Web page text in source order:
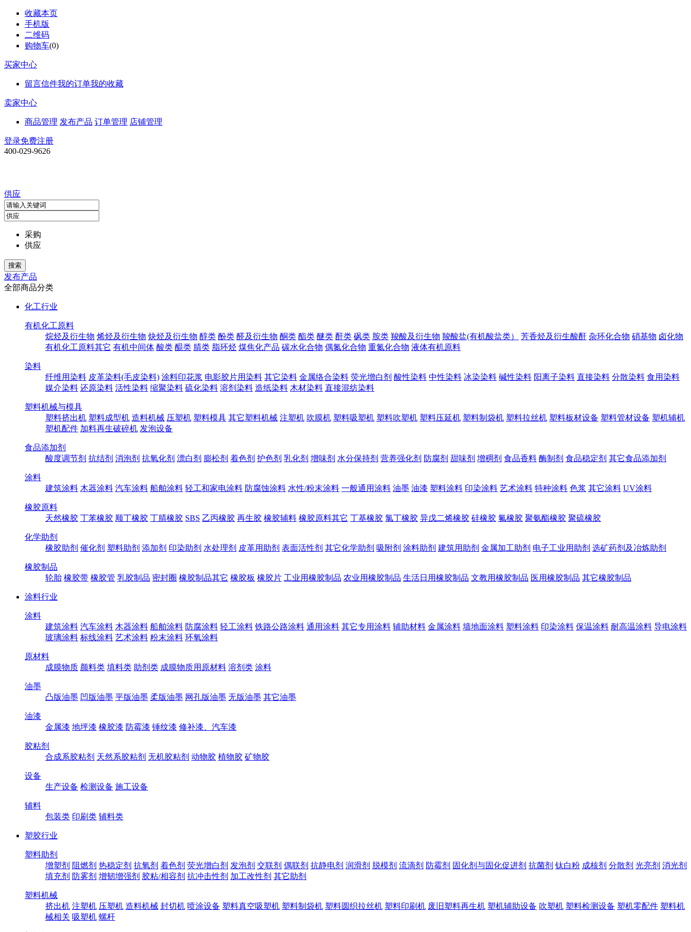
收藏本页
手机版
二维码
购物车(0)
买家中心
留言信件我的订单我的收藏
卖家中心
商品管理 发布产品 订单管理 店铺管理
登录免费注册
400-029-9626
供应
采购
供应
发布产品
全部商品分类
化工行业
有机化工原料
烷烃及衍生物 烯烃及衍生物 炔烃及衍生物 醇类 酚类 醛及衍生物 酮类 酯类 醚类 酐类 砜类 胺类 羧酸及衍生物 羧酸盐(有机酸盐类） 芳香烃及衍生酸酐 杂环化合物 硝基物 卤化物
有机化工原料其它 有机中间体 酸类 醌类 腈类 脂环烃 煤焦化产品 碳水化合物 偶氮化合物 重氮化合物 液体有机原料
染料
纤维用染料 皮革染料(毛皮染料) 涂料印花浆 电影胶片用染料 其它染料 金属络合染料 荧光增白剂 酸性染料 中性染料 冰染染料 碱性染料 阳离子染料 直接染料 分散染料 食用染料
媒介染料 还原染料 活性染料 缩聚染料 硫化染料 溶剂染料 造纸染料 木材染料 直接混纺染料
塑料机械与模具
塑料挤出机 塑料成型机 造料机械 压塑机 塑料模具 其它塑料机械 注塑机 吹膜机 塑料吸塑机 塑料吹塑机 塑料压延机 塑料制袋机 塑料拉丝机 塑料板材设备 塑料管材设备 塑机辅机
塑机配件 加料再生破碎机 发泡设备
食品添加剂
酸度调节剂 抗结剂 消泡剂 抗氧化剂 漂白剂 膨松剂 着色剂 护色剂 乳化剂 增味剂 水分保持剂 营养强化剂 防腐剂 甜味剂 增稠剂 食品香料 酶制剂 食品稳定剂 其它食品添加剂
涂料
建筑涂料 木器涂料 汽车涂料 船舶涂料 轻工和家电涂料 防腐蚀涂料 水性/粉末涂料 一般通用涂料 油墨 油漆 塑料涂料 印染涂料 艺术涂料 特种涂料 色浆 其它涂料 UV涂料
橡胶原料
天然橡胶 丁苯橡胶 顺丁橡胶 丁腈橡胶 SBS 乙丙橡胶 再生胶 橡胶辅料 橡胶原料其它 丁基橡胶 氯丁橡胶 异戊二烯橡胶 硅橡胶 氟橡胶 聚氨酯橡胶 聚硫橡胶
化学助剂
橡胶助剂 催化剂 塑料助剂 添加剂 印染助剂 水处理剂 皮革用助剂 表面活性剂 其它化学助剂 吸附剂 涂料助剂 建筑用助剂 金属加工助剂 电子工业用助剂 选矿药剂及冶炼助剂
橡胶制品
轮胎 橡胶带 橡胶管 乳胶制品 密封圈 橡胶制品其它 橡胶板 橡胶片 工业用橡胶制品 农业用橡胶制品 生活日用橡胶制品 文教用橡胶制品 医用橡胶制品 其它橡胶制品
涂料行业
涂料
建筑涂料 汽车涂料 木器涂料 船舶涂料 防腐涂料 轻工涂料 铁路公路涂料 通用涂料 其它专用涂料 辅助材料 金属涂料 墙地面涂料 塑料涂料 印染涂料 保温涂料 耐高温涂料 导电涂料
玻璃涂料 标线涂料 艺术涂料 粉末涂料 环氧涂料
原材料
成膜物质 颜料类 填料类 助剂类 成膜物质用原材料 溶剂类 涂料
油墨
凸版油墨 凹版油墨 平版油墨 柔版油墨 网孔版油墨 无版油墨 其它油墨
油漆
金属漆 地坪漆 橡胶漆 防霉漆 锤纹漆 修补漆、汽车漆
胶粘剂
合成系胶粘剂 天然系胶粘剂 无机胶粘剂 动物胶 植物胶 矿物胶
设备
生产设备 检测设备 施工设备
辅料
包装类 印刷类 辅料类
塑胶行业
塑料助剂
增塑剂 阻燃剂 热稳定剂 抗氧剂 着色剂 荧光增白剂 发泡剂 交联剂 偶联剂 抗静电剂 润滑剂 脱模剂 流滴剂 防霉剂 固化剂与固化促进剂 抗菌剂 钛白粉 成核剂 分散剂 光亮剂 消光剂
填充剂 防雾剂 增韧增强剂 胶粘/相容剂 抗冲击性剂 加工改性剂 其它助剂
塑料机械
挤出机 注塑机 压塑机 造料机械 封切机 喷涂设备 塑料真空吸塑机 塑料制袋机 塑料圆织拉丝机 塑料印刷机 废旧塑料再生机 塑机辅助设备 吹塑机 塑料检测设备 塑机零配件 塑料机
械相关 吸塑机 螺杆